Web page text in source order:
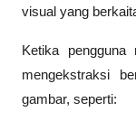
visual yang
Ketika
mengekstraksi
gambar, seperti: